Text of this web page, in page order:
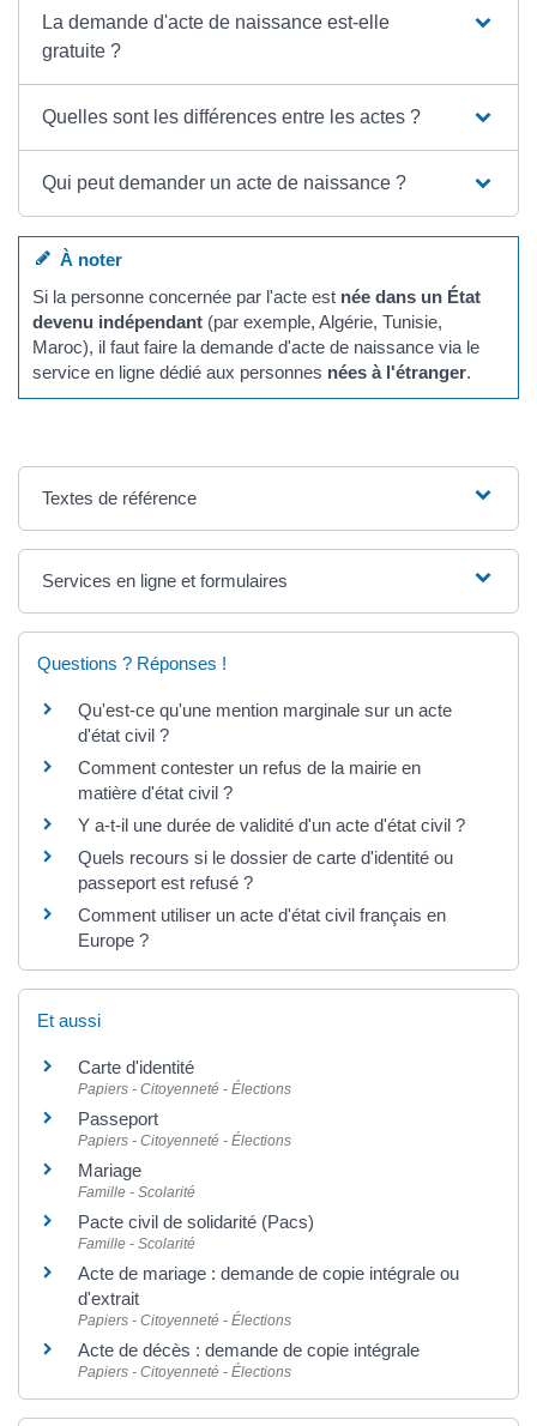
La demande d'acte de naissance est-elle
gratuite ?
Quelles sont les différences entre les actes ?
Qui peut demander un acte de naissance ?
À noter
Si la personne concernée par l'acte est née dans un État
devenu indépendant (par exemple, Algérie, Tunisie,
Maroc), il faut faire la demande d'acte de naissance via le
service en ligne dédié aux personnes nées à l'étranger.
Textes de référence
Services en ligne et formulaires
Questions ? Réponses !
Qu'est-ce qu'une mention marginale sur un acte
d'état civil ?
Comment contester un refus de la mairie en
matière d'état civil ?
Y a-t-il une durée de validité d'un acte d'état civil ?
Quels recours si le dossier de carte d'identité ou
passeport est refusé ?
Comment utiliser un acte d'état civil français en
Europe ?
Et aussi
Carte d'identité
Papiers - Citoyenneté - Élections
Passeport
Papiers - Citoyenneté - Élections
Mariage
Famille - Scolarité
Pacte civil de solidarité (Pacs)
Famille - Scolarité
Acte de mariage : demande de copie intégrale ou
d'extrait
Papiers - Citoyenneté - Élections
Acte de décès : demande de copie intégrale
Papiers - Citoyenneté - Élections